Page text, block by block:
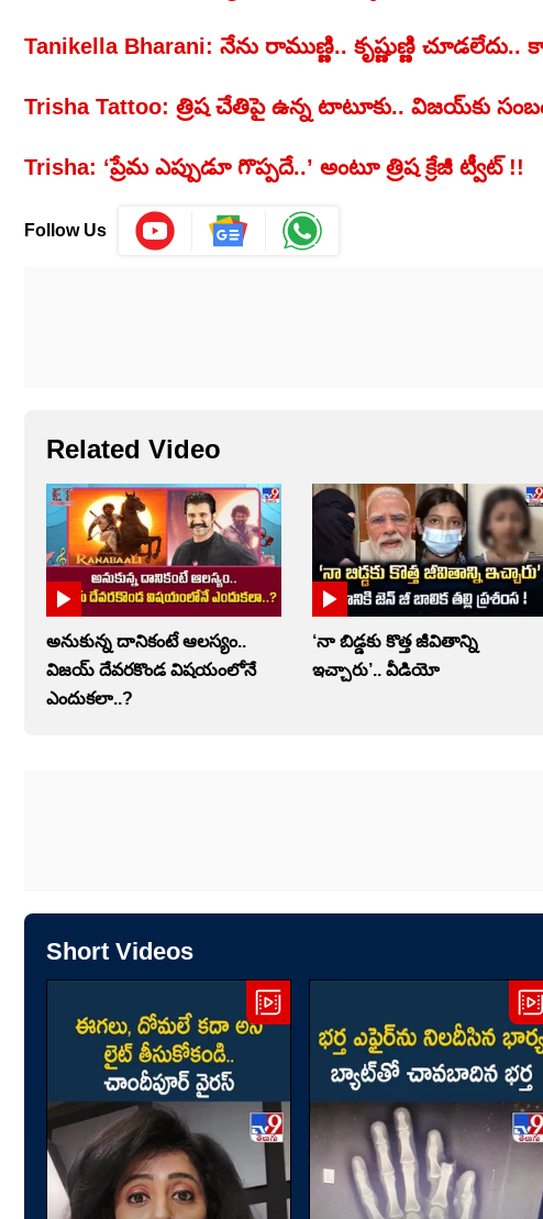
Tanikella Bharani: నేను రాముణ్ణి.. కృష్ణుణ్ణి
Trisha Tattoo: త్రిష చేతిపై ఉన్న టాటూకు.. విజయ్‌కు
Trisha: ‘ప్రేమ ఎప్పుడూ గొప్పదే..’ అంటూ త్రిష క్రేజీ ట్వీట్ !!
Follow Us
Related Video
అనుకున్న దానికంటే ఆలస్యం..
విజయ్ దేవరకొండ విషయంలోనే
ఎందుకలా..?
‘నా బిడ్డకు కొత్త జీవితాన్ని
ఇచ్చారు’.. వీడియో
Short Videos